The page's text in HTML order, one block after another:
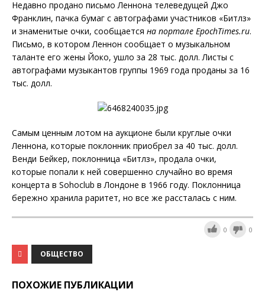
Недавно продано письмо Леннона телеведущей Джо
Франклин, пачка бумаг с автографами участников «Битлз»
и знаменитые очки, сообщается на портале EpochTimes.ru.
Письмо, в котором Леннон сообщает о музыкальном
таланте его жены Йоко, ушло за 28 тыс. долл. Листы с
автографами музыкантов группы 1969 года проданы за 16
тыс. долл.
Самым ценным лотом на аукционе были круглые очки
Леннона, которые поклонник приобрел за 40 тыс. долл.
Венди Бейкер, поклонница «Битлз», продала очки,
которые попали к ней совершенно случайно во время
концерта в Sohoclub в Лондоне в 1966 году. Поклонница
бережно хранила раритет, но все же рассталась с ним.
0 0
ОБЩЕСТВО
ПОХОЖИЕ ПУБЛИКАЦИИ